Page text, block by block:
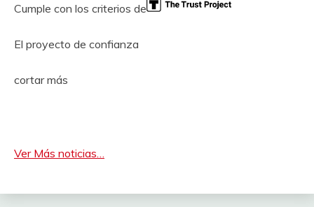
Cumple con los criterios de
El proyecto de confianza
cortar más
Ver Más noticias…